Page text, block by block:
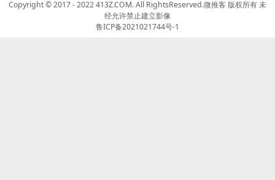
Copyright © 2017 - 2022 413Z.COM. All RightsReserved.微推客 版权所有 未
经允许禁止建立影像
鲁ICP备2021021744号-1